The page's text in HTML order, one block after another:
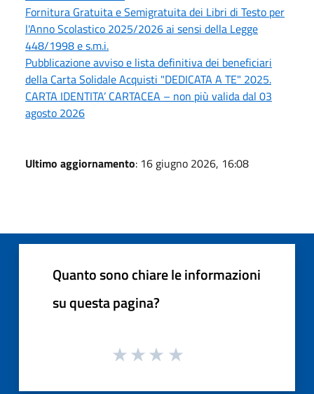
Fornitura Gratuita e Semigratuita dei Libri di Testo per
l'Anno Scolastico 2025/2026 ai sensi della Legge
448/1998 e s.m.i.
Pubblicazione avviso e lista definitiva dei beneficiari
della Carta Solidale Acquisti "DEDICATA A TE" 2025.
CARTA IDENTITA’ CARTACEA – non più valida dal 03
agosto 2026
Ultimo aggiornamento: 16 giugno 2026, 16:08
Quanto sono chiare le informazioni
su questa pagina?